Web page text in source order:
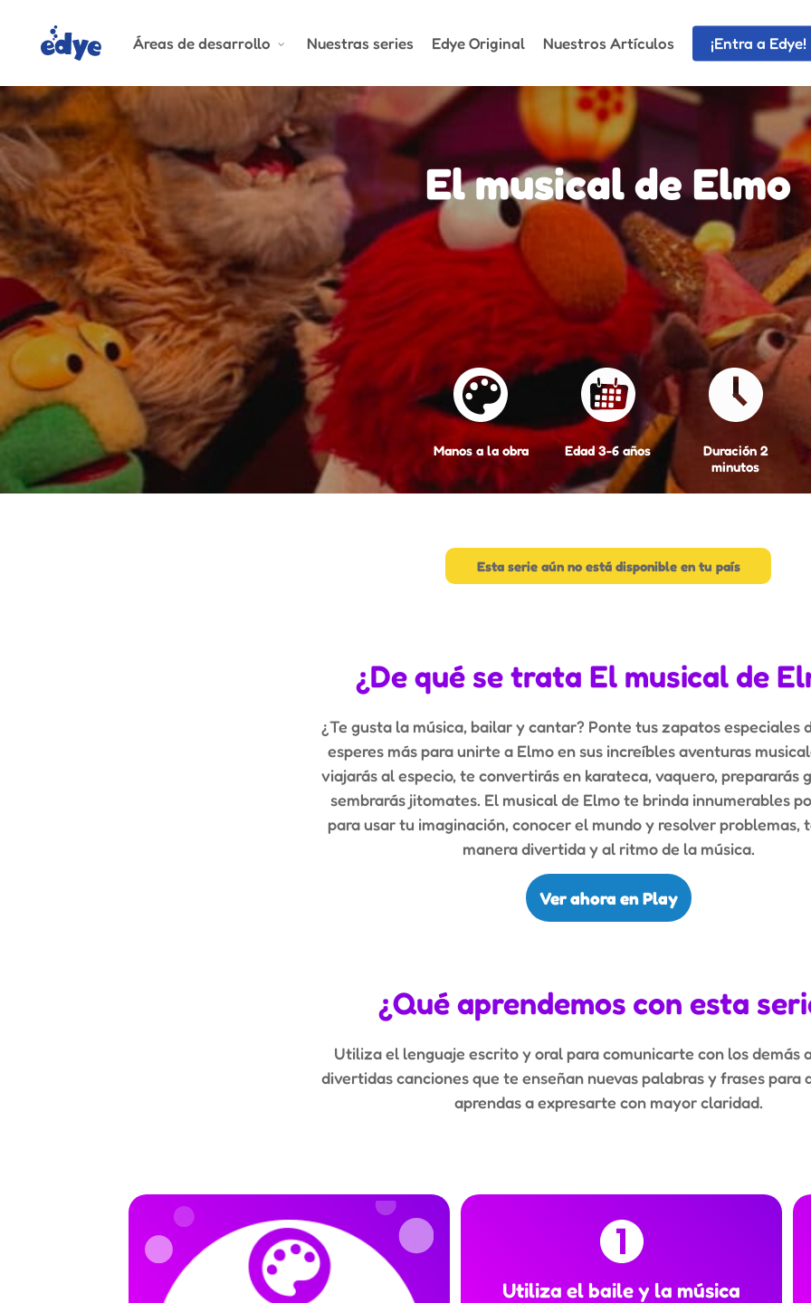
Áreas de desarrollo Nuestras series Edye Original Nuestros Artículos ¡Entra a Edye!
El musical de Elmo
Manos a la obra Edad 3-6 años
Duración 2
minutos
Esta serie aún no está disponible en tu país
¿De qué se trata El musical de
¿Te gusta la música, bailar y cantar? Ponte tus zapatos especiales
esperes más para unirte a Elmo en sus increíbles aventuras
viajarás al especio, te convertirás en karateca, vaquero, prepararás
sembrarás jitomates. El musical de Elmo te brinda innumerables
para usar tu imaginación, conocer el mundo y resolver problemas,
manera divertida y al ritmo de la música.
Ver ahora en Play
¿Qué aprendemos con esta
Utiliza el lenguaje escrito y oral para comunicarte con los demás
divertidas canciones que te enseñan nuevas palabras y frases para
aprendas a expresarte con mayor claridad.
Utiliza el baile y la música